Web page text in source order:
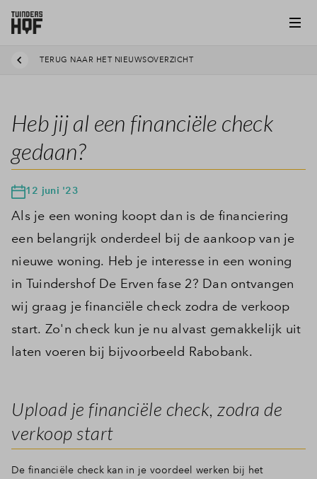
TERUG NAAR HET NIEUWSOVERZICHT
Heb jij al een financiële check
gedaan?
12 juni '23
Als je een woning koopt dan is de financiering
een belangrijk onderdeel bij de aankoop van je
nieuwe woning. Heb je interesse in een woning
in Tuindershof De Erven fase 2? Dan ontvangen
wij graag je financiële check zodra de verkoop
start. Zo'n check kun je nu alvast gemakkelijk uit
laten voeren bij bijvoorbeeld Rabobank.
Upload je financiële check, zodra de
verkoop start
De financiële check kan in je voordeel werken bij het